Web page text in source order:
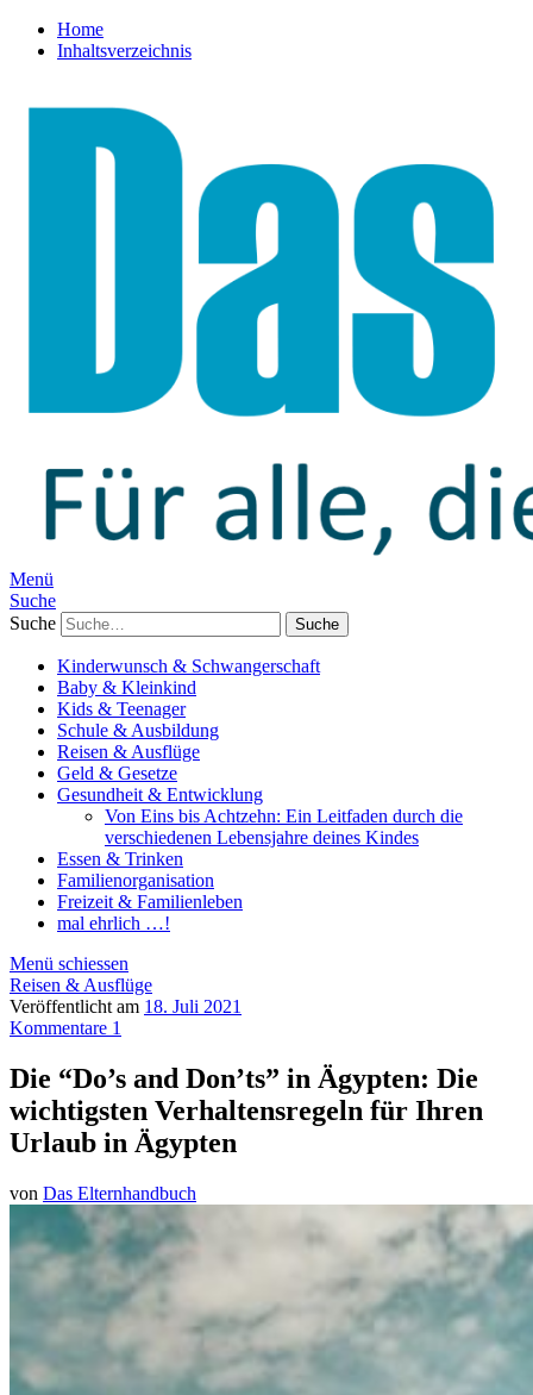
Home
Inhaltsverzeichnis
Menü
Suche
Suche
Kinderwunsch & Schwangerschaft
Baby & Kleinkind
Kids & Teenager
Schule & Ausbildung
Reisen & Ausflüge
Geld & Gesetze
Gesundheit & Entwicklung
Von Eins bis Achtzehn: Ein Leitfaden durch die
verschiedenen Lebensjahre deines Kindes
Essen & Trinken
Familienorganisation
Freizeit & Familienleben
mal ehrlich …!
Menü schiessen
Reisen & Ausflüge
Veröffentlicht am 18. Juli 2021
Kommentare 1
Die “Do’s and Don’ts” in Ägypten: Die
wichtigsten Verhaltensregeln für Ihren
Urlaub in Ägypten
von Das Elternhandbuch